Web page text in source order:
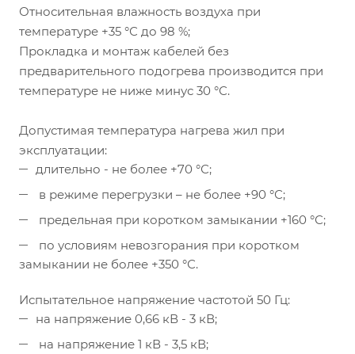
Относительная влажность воздуха при
температуре +35 °С до 98 %;
Прокладка и монтаж кабелей без
предварительного подогрева производится при
температуре не ниже минус 30 °С.
Допустимая температура нагрева жил при
эксплуатации:
длительно - не более +70 °С;
в режиме перегрузки – не более +90 °С;
предельная при коротком замыкании +160 °С;
по условиям невозгорания при коротком
замыкании не более +350 °С.
Испытательное напряжение частотой 50 Гц:
на напряжение 0,66 кВ - 3 кВ;
на напряжение 1 кВ - 3,5 кВ;